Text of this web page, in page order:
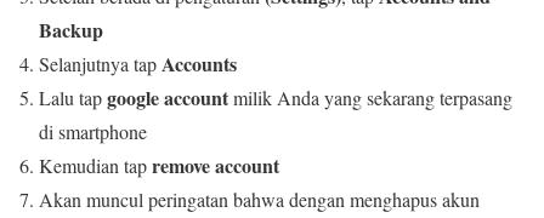
Backup
Selanjutnya tapAccounts
Lalu tapgoogle accountmilik Anda yang sekarang terpasang
di smartphone
Kemudian tapremove account
Akan muncul peringatan bahwa dengan menghapus akun